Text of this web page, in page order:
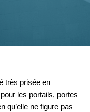
très prisée en
les portails, portes
qu’elle ne figure pas